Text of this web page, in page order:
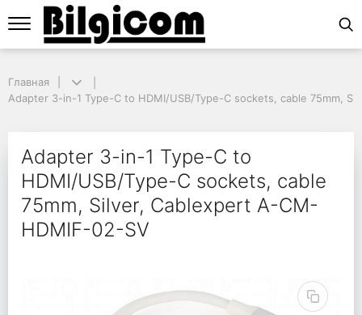
Adapter 3-in-1 Type-C to HDMI/USB/Type-C sockets, cable 75mm,
Adapter 3-in-1 Type-
Главная
Adapter 3-in-1 Type-C to HDMI/USB/Type-C sockets, cable 75mm,
Adapter 3-in-1 Type-C to
HDMI/USB/Type-C sockets, cable
75mm, Silver, Cablexpert A-CM-
HDMIF-02-SV